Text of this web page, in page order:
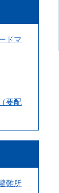
ドマ
要配
難所